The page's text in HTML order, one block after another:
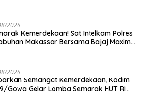
2026
Kemerdekaan! Sat Intelkam Polres
Makassar Bersama Bajaj Maxim
2026
Semangat Kemerdekaan, Kodim
Gowa Gelar Lomba Semarak HUT RI